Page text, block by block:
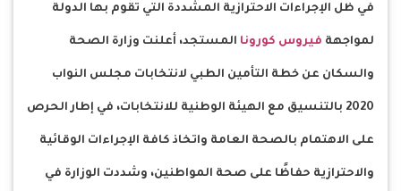
في ظل الإجراءات الاحترازية المشددة التي تقوم بها الدولة
لمواجهة فيروس كورونا المستجد، أعلنت وزارة الصحة
والسكان عن خطة التأمين الطبي لانتخابات مجلس النواب
2020 بالتنسيق مع الهيئة الوطنية للانتخابات، في إطار الحرص
على الاهتمام بالصحة العامة واتخاذ كافة الإجراءات الوقائية
والاحترازية حفاظًا على صحة المواطنين، وشددت الوزارة في